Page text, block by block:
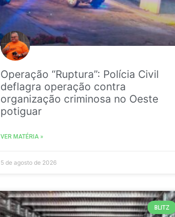
Operação “Ruptura”: Polícia Civil
deflagra operação contra
organização criminosa no Oeste
potiguar
VER MATÉRIA »
5 de agosto de 2026
BLITZ